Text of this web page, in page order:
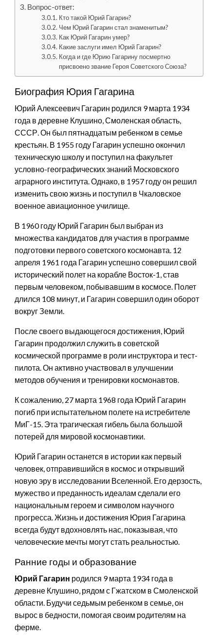
Вопрос-ответ:
Кто такой Юрий Гагарин?
Чем Юрий Гагарин стал знаменитым?
Как Юрий Гагарин умер?
Какие заслуги имел Юрий Гагарин?
Когда и где Юрию Гагарину посмертно
присвоено звание Героя Советского Союза?
Биография Юрия Гагарина
Юрий Алексеевич Гагарин родился 9 марта 1934
года в деревне Клушино, Смоленская область,
СССР. Он был пятнадцатым ребенком в семье
крестьян. В 1955 году Гагарин успешно окончил
техническую школу и поступил на факультет
условно-географических знаний Московского
аграрного института. Однако, в 1957 году он решил
изменить свою жизнь и поступил в Чкаловское
военное авиационное училище.
В 1960 году Юрий Гагарин был выбран из
множества кандидатов для участия в программе
подготовки первого советского космонавта. 12
апреля 1961 года Гагарин успешно совершил свой
исторический полет на корабле Восток-1, став
первым человеком, побывавшим в космосе. Полет
длился 108 минут, и Гагарин совершил один оборот
вокруг Земли.
После своего выдающегося достижения, Юрий
Гагарин продолжил служить в советской
космической программе в роли инструктора и тест-
пилота. Он активно участвовал в улучшении
методов обучения и тренировки космонавтов.
К сожалению, 27 марта 1968 года Юрий Гагарин
погиб при испытательном полете на истребителе
МиГ-15. Эта трагическая гибель была большой
потерей для мировой космонавтики.
Юрий Гагарин останется в истории как первый
человек, отправившийся в космос и открывший
новую эру в исследовании Вселенной. Его дерзость,
мужество и преданность идеалам сделали его
национальным героем и символом научного
прогресса. Жизнь и достижения Юрия Гагарина
всегда будут вдохновлять нас, показывая, что
человеческие мечты могут стать реальностью.
Ранние годы и образование
Юрий Гагарин родился 9 марта 1934 года в
деревне Клушино, рядом с Гжатском в Смоленской
области. Будучи седьмым ребенком в семье, он
вырос в бедности, помогая своим родителям на
ферме.